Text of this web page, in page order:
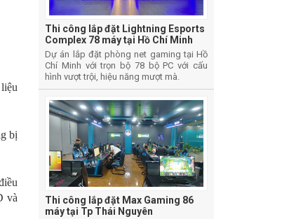
bị
và
Thi công lắp đặt Lightning Esports
Complex 78 máy tại Hồ Chí Minh
Dự án lắp đặt phòng net gaming tại Hồ
Chí Minh với trọn bộ 78 bộ PC với cấu
hình vượt trội, hiệu năng mượt mà.
Thi công lắp đặt Max Gaming 86
máy tại Tp Thái Nguyên